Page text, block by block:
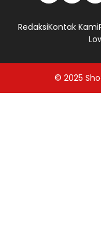
RedaksiKontak Kami
© 2025